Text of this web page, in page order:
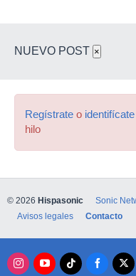
NUEVO POST ×
Regístrate o identifícate
hilo
© 2026 Hispasonic Sonic
Avisos legales
Contacto